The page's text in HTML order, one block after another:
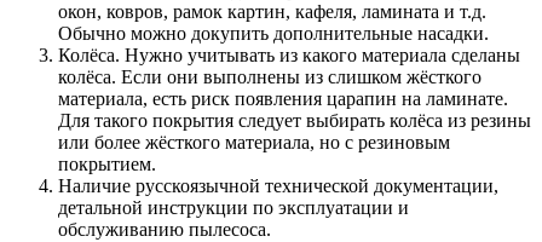
окон, ковров, рамок картин, кафеля, ламината и т.д.
Обычно можно докупить дополнительные насадки.
Колёса. Нужно учитывать из какого материала сделаны
колёса. Если они выполнены из слишком жёсткого
материала, есть риск появления царапин на ламинате.
Для такого покрытия следует выбирать колёса из резины
или более жёсткого материала, но с резиновым
покрытием.
Наличие русскоязычной технической документации,
детальной инструкции по эксплуатации и
обслуживанию пылесоса.